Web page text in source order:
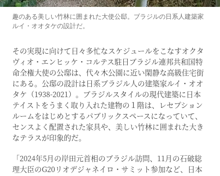
趣のある美しい竹林に囲まれた大使公邸。ブラジルの日系人建築家
ルイ・オオタケの設計だ。
その実現に向けて日々多忙なスケジュールをこなすオクタ
ヴィオ・エンヒッケ・コルテス駐日ブラジル連邦共和国特
命全権大使の公邸は、代々木公園に近い閑静な高級住宅街
にある。公邸の設計は日系ブラジル人の建築家ルイ・オオ
タケ（1938-2021）。ブラジルスタイルの現代建築に日本
テイストをうまく取り入れた建物の１階は、レセプション
ルームをはじめとするパブリックスペースになっていて、
センスよく配置された家具や、美しい竹林に囲まれた大き
なテラスが印象的だ。
「2024年5月の岸田元首相のブラジル訪問、11月の石破総
理大臣のG20リオデジャネイロ・サミット参加など、日本